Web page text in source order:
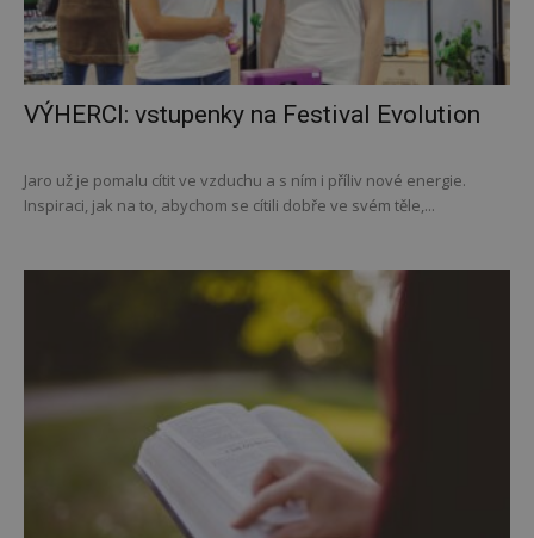
VÝHERCI: vstupenky na Festival Evolution
Jaro už je pomalu cítit ve vzduchu a s ním i příliv nové energie.
Inspiraci, jak na to, abychom se cítili dobře ve svém těle,...